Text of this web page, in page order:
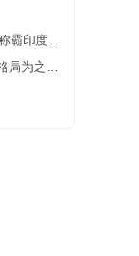
霸印度政
局为之一